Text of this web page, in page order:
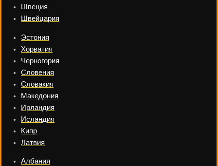
Швеция
Швейцария
Эстония
Хорватия
Черногория
Словения
Словакия
Македония
Ирландия
Исландия
Кипр
Латвия
Албания